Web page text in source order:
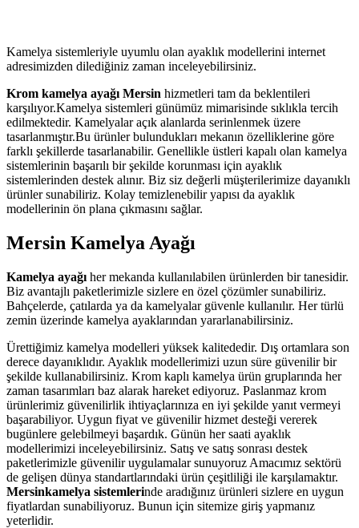
Kamelya sistemleriyle uyumlu olan ayaklık modellerini internet
adresimizden dilediğiniz zaman inceleyebilirsiniz.
Krom kamelya ayağı Mersin hizmetleri tam da beklentileri
karşılıyor.Kamelya sistemleri günümüz mimarisinde sıklıkla tercih
edilmektedir. Kamelyalar açık alanlarda serinlenmek üzere
tasarlanmıştır.Bu ürünler bulundukları mekanın özelliklerine göre
farklı şekillerde tasarlanabilir. Genellikle üstleri kapalı olan kamelya
sistemlerinin başarılı bir şekilde korunması için ayaklık
sistemlerinden destek alınır. Biz siz değerli müşterilerimize dayanıklı
ürünler sunabiliriz. Kolay temizlenebilir yapısı da ayaklık
modellerinin ön plana çıkmasını sağlar.
Mersin Kamelya Ayağı
Kamelya ayağı her mekanda kullanılabilen ürünlerden bir tanesidir.
Biz avantajlı paketlerimizle sizlere en özel çözümler sunabiliriz.
Bahçelerde, çatılarda ya da kamelyalar güvenle kullanılır. Her türlü
zemin üzerinde kamelya ayaklarından yararlanabilirsiniz.
Ürettiğimiz kamelya modelleri yüksek kalitededir. Dış ortamlara son
derece dayanıklıdır. Ayaklık modellerimizi uzun süre güvenilir bir
şekilde kullanabilirsiniz. Krom kaplı kamelya ürün gruplarında her
zaman tasarımları baz alarak hareket ediyoruz. Paslanmaz krom
ürünlerimiz güvenilirlik ihtiyaçlarınıza en iyi şekilde yanıt vermeyi
başarabiliyor. Uygun fiyat ve güvenilir hizmet desteği vererek
bugünlere gelebilmeyi başardık. Günün her saati ayaklık
modellerimizi inceleyebilirsiniz. Satış ve satış sonrası destek
paketlerimizle güvenilir uygulamalar sunuyoruz Amacımız sektörü
de gelişen dünya standartlarındaki ürün çeşitliliği ile karşılamaktır.
Mersinkamelya sistemlerinde aradığınız ürünleri sizlere en uygun
fiyatlardan sunabiliyoruz. Bunun için sitemize giriş yapmanız
yeterlidir.